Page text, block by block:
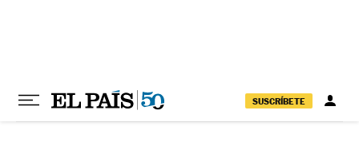
SUSCRÍBETE